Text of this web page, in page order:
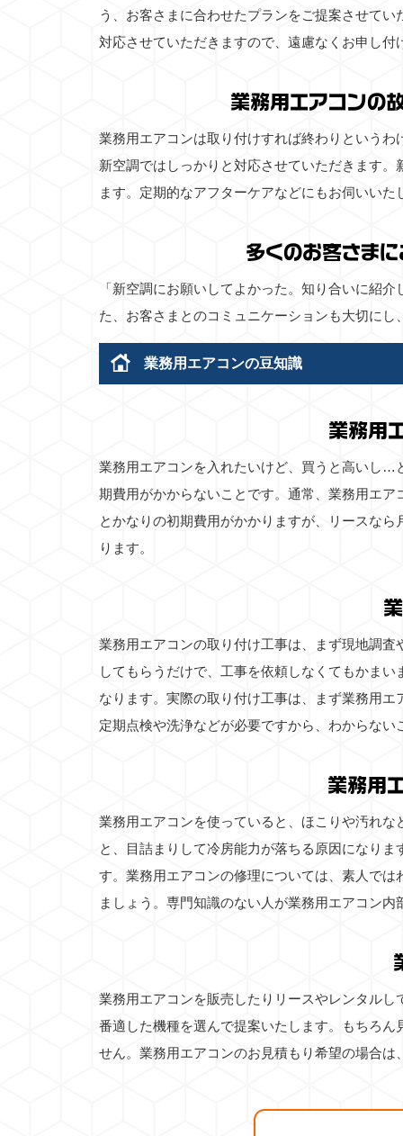
う、お客さまに合わせたプランをご提案させて
対応させていただきますので、遠慮なくお申し付
業務用エアコンの
業務用エアコンは取り付けすれば終わりという
新空調ではしっかりと対応させていただきます
ます。定期的なアフターケアなどにもお伺いい
多くのお客さま
「新空調にお願いしてよかった。知り合いに紹
た、お客さまとのコミュニケーションも大切に
業務用エアコンの豆知識
業務用
業務用エアコンを入れたいけど、買うと高いし…
期費用がかからないことです。通常、業務用エ
とかなりの初期費用がかかりますが、リースな
ります。
業務用エアコンの取り付け工事は、まず現地調
してもらうだけで、工事を依頼しなくてもかま
なります。実際の取り付け工事は、まず業務用
定期点検や洗浄などが必要ですから、わからな
業務用
業務用エアコンを使っていると、ほこりや汚れ
と、目詰まりして冷房能力が落ちる原因になり
す。業務用エアコンの修理については、素人で
ましょう。専門知識のない人が業務用エアコン
業務用エアコンを販売したりリースやレンタル
番適した機種を選んで提案いたします。もちろ
せん。業務用エアコンのお見積もり希望の場合